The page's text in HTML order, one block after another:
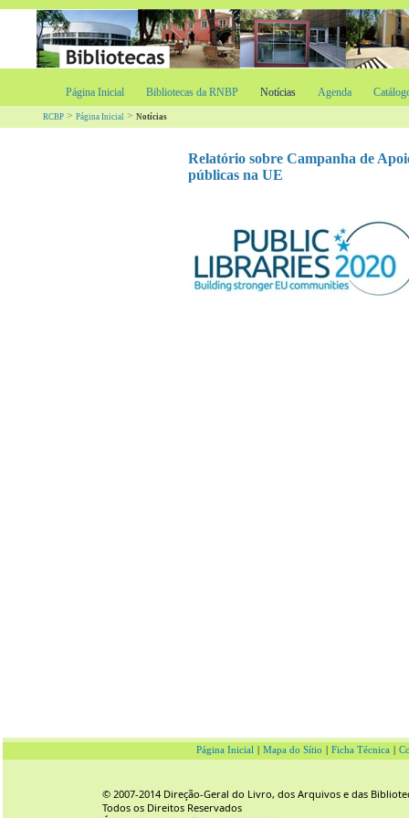
Página Inicial Bibliotecas da RNBP Notícias Agenda
RCBP > Página Inicial > Notícias
Relatório sobre Campanha de
públicas na UE
Página Inicial Mapa do Sítio Ficha Técnica
© 2007-2014 Direção-Geral do Livro, dos Arquivos e das
Todos os Direitos Reservados